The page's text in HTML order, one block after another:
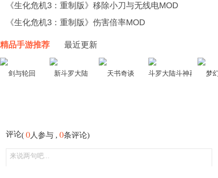
《生化危机3：重制版》移除小刀与无线电MOD
《生化危机3：重制版》伤害倍率MOD
精品手游推荐 最近更新
剑与轮回 新斗罗大陆 天书奇谈 斗罗大陆斗神再临 梦
评论( 0人参与 , 0条评论)